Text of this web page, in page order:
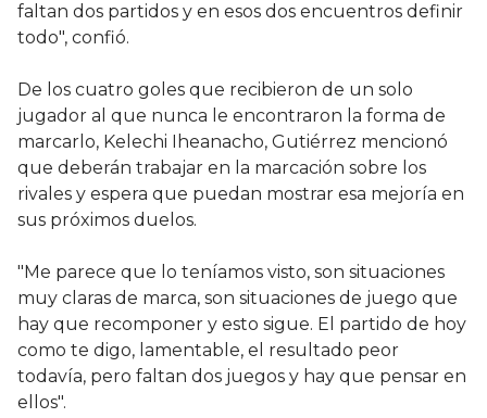
faltan dos partidos y en esos dos encuentros definir
todo", confió.
De los cuatro goles que recibieron de un solo
jugador al que nunca le encontraron la forma de
marcarlo, Kelechi Iheanacho, Gutiérrez mencionó
que deberán trabajar en la marcación sobre los
rivales y espera que puedan mostrar esa mejoría en
sus próximos duelos.
"Me parece que lo teníamos visto, son situaciones
muy claras de marca, son situaciones de juego que
hay que recomponer y esto sigue. El partido de hoy
como te digo, lamentable, el resultado peor
todavía, pero faltan dos juegos y hay que pensar en
ellos".